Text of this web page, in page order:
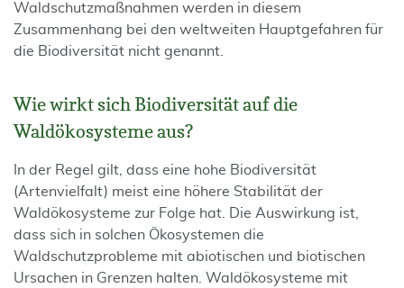
Waldschutzmaßnahmen werden in diesem
Zusammenhang bei den weltweiten Hauptgefah­ren für
die Biodiversität nicht genannt.
Wie wirkt sich Biodiversität auf die
Waldökosysteme aus?
In der Regel gilt, dass eine hohe Biodiversität
(Artenvielfalt) meist eine höhere Stabilität der
Waldökosysteme zur Folge hat. Die Auswirkung ist,
dass sich in solchen Ökosystemen die
Waldschutzprobleme mit abiotischen und biotischen
Ursachen in Grenzen halten. Waldökosysteme mit